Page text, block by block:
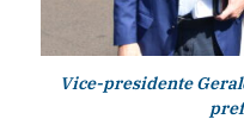
Vice-presidente